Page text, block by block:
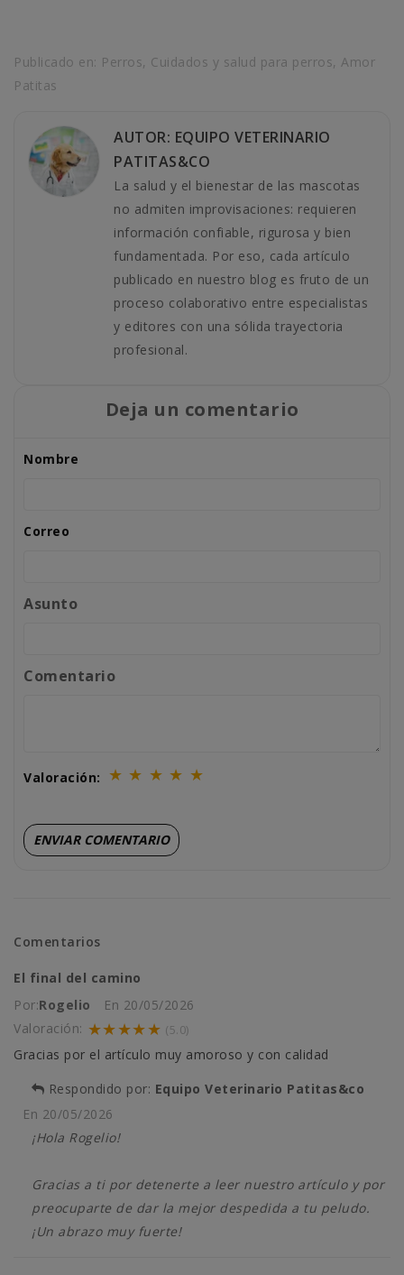
Publicado en: Perros, Cuidados y salud para perros, Amor
Patitas
AUTOR: EQUIPO VETERINARIO
PATITAS&CO
La salud y el bienestar de las mascotas
no admiten improvisaciones: requieren
información confiable, rigurosa y bien
fundamentada. Por eso, cada artículo
publicado en nuestro blog es fruto de un
proceso colaborativo entre especialistas
y editores con una sólida trayectoria
profesional.
Deja un comentario
Nombre
Correo
Asunto
Comentario
Valoración: ★ ★ ★ ★ ★
Comentarios
El final del camino
Por:Rogelio En 20/05/2026
Valoración: ★★★★★ (5.0)
Gracias por el artículo muy amoroso y con calidad
Respondido por: Equipo Veterinario Patitas&co
En 20/05/2026
¡Hola Rogelio!
Gracias a ti por detenerte a leer nuestro artículo y por
preocuparte de dar la mejor despedida a tu peludo.
¡Un abrazo muy fuerte!